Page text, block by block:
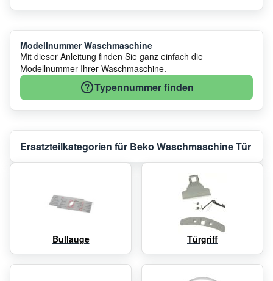
Modellnummer Waschmaschine
Mit dieser Anleitung finden Sie ganz einfach die
Modellnummer Ihrer Waschmaschine.
Typennummer finden
Ersatzteilkategorien für Beko Waschmaschine Tür
Bullauge Türgriff